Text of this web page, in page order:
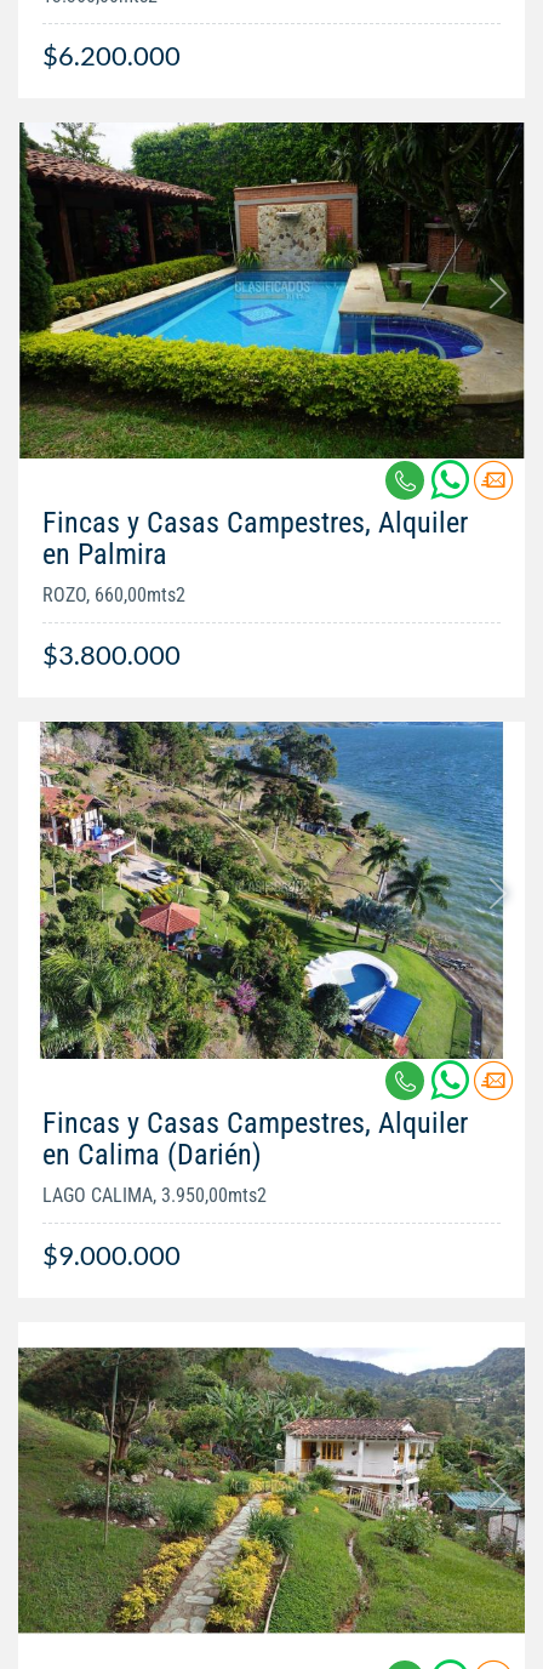
$6.200.000
Fincas y Casas Campestres, Alquiler
en Palmira
ROZO, 660,00mts2
$3.800.000
Fincas y Casas Campestres, Alquiler
en Calima (Darién)
LAGO CALIMA, 3.950,00mts2
$9.000.000